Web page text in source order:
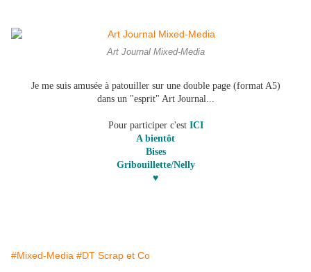
Art Journal Mixed-Media
Je me suis amusée à patouiller sur une double page (format A5)
dans un "esprit" Art Journal...
Pour participer c'est ICI
A bientôt
Bises
Gribouillette/Nelly
♥
#Mixed-Media #DT Scrap et Co